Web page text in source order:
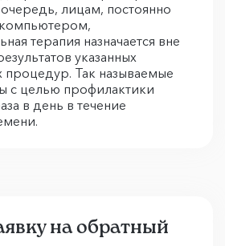
лицам, постоянно
терапия назначается вне
указанных
процедур. Так называемые
с целью профилактики
в день в течение
на обратный